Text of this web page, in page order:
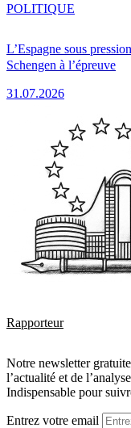
L’Espagne sous
Schengen à l’épreuve
31.07.2026
POLITIQUE
Rapporteur
Notre newsletter
l’actualité et de
Indispensable pour
Entrez votre email